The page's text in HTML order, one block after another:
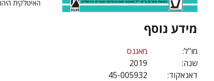
מידע נוסף
מו"ל:
מאגנס
שנה:
2019
דאנאקוד:
45-005932
האיטלקית